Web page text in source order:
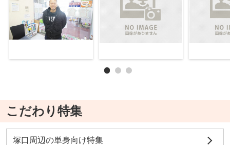
こだわり特集
塚口周辺の単身向け特集